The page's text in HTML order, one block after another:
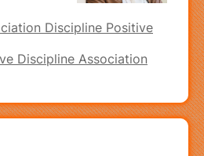
Discipline Positive
Discipline Association